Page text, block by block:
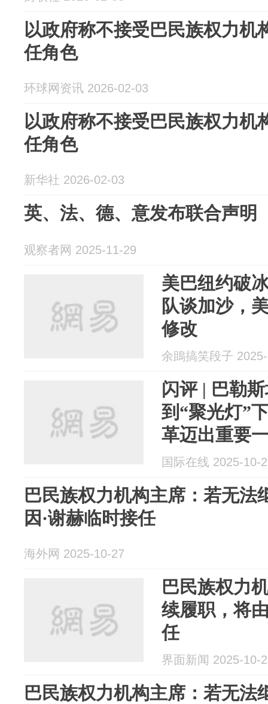
以政府称不接受巴民族权力机
任角色
环球网资讯 2026-02-03
以政府称不接受巴民族权力机
任角色
新华社 2026-02-03
英、法、德、意发布联合声明
观察者网 2025-11-29
美巴纽约破
队谈加沙，
修改
余鴡搞笑段子
闪评 | 巴勒
到“聚光灯”
革迈出重要
国际在线 2025-10-
巴民族权力机构主席：若无法
因·谢赫临时接任
海外网 2025-10-27
巴民族权力
续履职，将
任
界面新闻 2025-10-
巴民族权力机构主席：若无法